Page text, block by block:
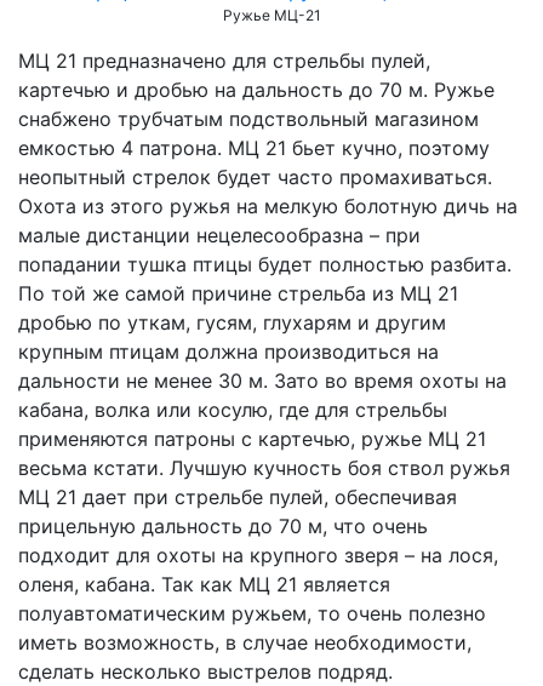
Ружье МЦ-21
МЦ 21 предназначено для стрельбы пулей,
картечью и дробью на дальность до 70 м. Ружье
снабжено трубчатым подствольный магазином
емкостью 4 патрона. МЦ 21 бьет кучно, поэтому
неопытный стрелок будет часто промахиваться.
Охота из этого ружья на мелкую болотную дичь на
малые дистанции нецелесообразна – при
попадании тушка птицы будет полностью разбита.
По той же самой причине стрельба из МЦ 21
дробью по уткам, гусям, глухарям и другим
крупным птицам должна производиться на
дальности не менее 30 м. Зато во время охоты на
кабана, волка или косулю, где для стрельбы
применяются патроны с картечью, ружье МЦ 21
весьма кстати. Лучшую кучность боя ствол ружья
МЦ 21 дает при стрельбе пулей, обеспечивая
прицельную дальность до 70 м, что очень
подходит для охоты на крупного зверя – на лося,
оленя, кабана. Так как МЦ 21 является
полуавтоматическим ружьем, то очень полезно
иметь возможность, в случае необходимости,
сделать несколько выстрелов подряд.